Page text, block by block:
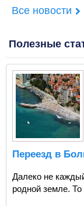
Все новости
Полезные
Переезд в
Далеко не
родной земле. То